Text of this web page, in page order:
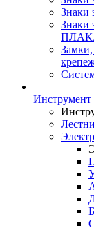
Знаки
Знаки
Инструмент